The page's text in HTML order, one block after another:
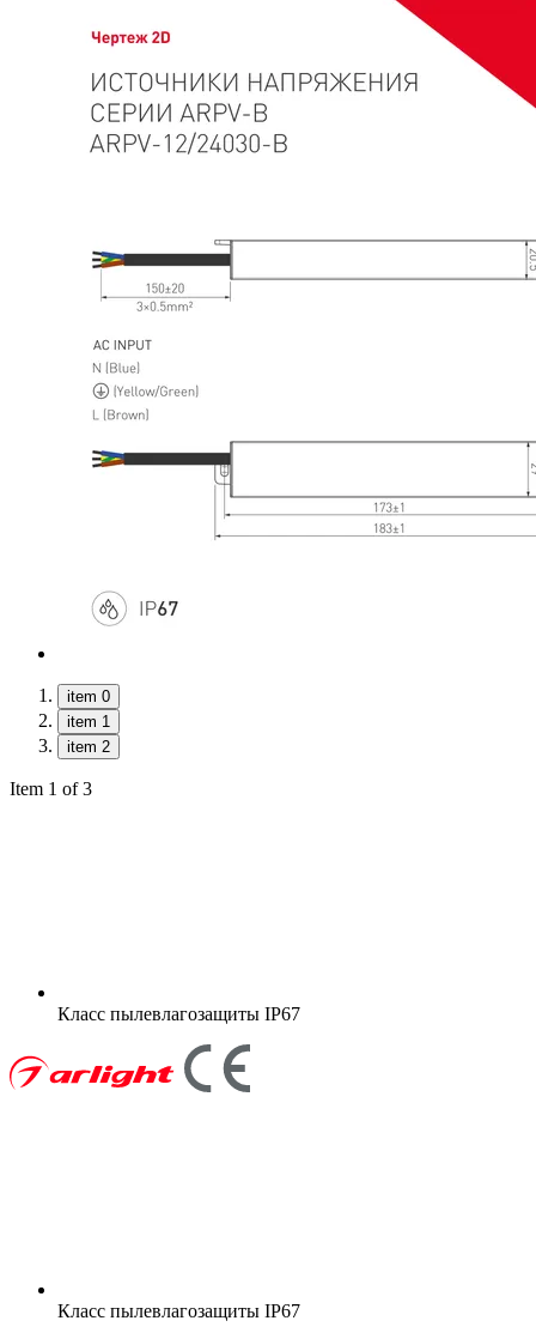
item 0
item 1
item 2
Item 1 of 3
Класс пылевлагозащиты IP67
Класс пылевлагозащиты IP67